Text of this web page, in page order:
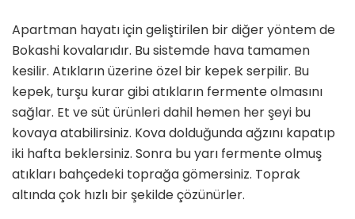
Apartman hayatı için geliştirilen bir diğer yöntem de
Bokashi kovalarıdır. Bu sistemde hava tamamen
kesilir. Atıkların üzerine özel bir kepek serpilir. Bu
kepek, turşu kurar gibi atıkların fermente olmasını
sağlar. Et ve süt ürünleri dahil hemen her şeyi bu
kovaya atabilirsiniz. Kova dolduğunda ağzını kapatıp
iki hafta beklersiniz. Sonra bu yarı fermente olmuş
atıkları bahçedeki toprağa gömersiniz. Toprak
altında çok hızlı bir şekilde çözünürler.